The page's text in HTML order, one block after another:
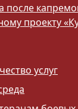
после
проекту
услуг